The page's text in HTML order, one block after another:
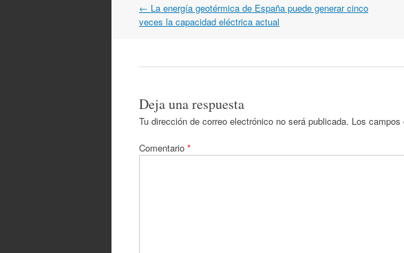
Navegación
por
← La energía geotérmica de España puede generar cinco
veces la capacidad eléctrica actual
Deja una respuesta
Tu dirección de correo electrónico no será publicada. Los campos
Comentario *